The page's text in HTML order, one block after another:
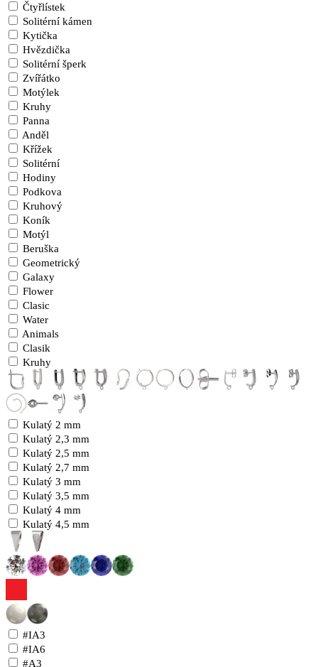
Čtyřlístek
Solitérní kámen
Kytička
Hvězdička
Solitérní šperk
Zvířátko
Motýlek
Kruhy
Panna
Anděl
Křížek
Solitérní
Hodiny
Podkova
Kruhový
Koník
Motýl
Beruška
Geometrický
Galaxy
Flower
Clasic
Water
Animals
Clasik
Kruhy
Kulatý 2 mm
Kulatý 2,3 mm
Kulatý 2,5 mm
Kulatý 2,7 mm
Kulatý 3 mm
Kulatý 3,5 mm
Kulatý 4 mm
Kulatý 4,5 mm
#IA3
#IA6
#A3